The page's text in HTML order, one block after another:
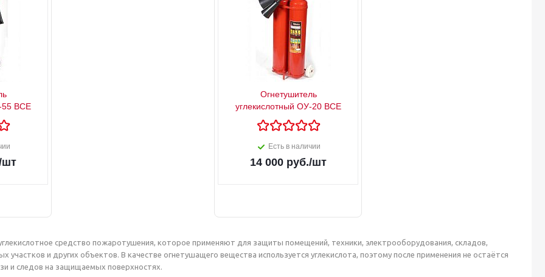
55 ВСЕ
шт
Огнетушитель
углекислотный ОУ-20 ВСЕ
Есть в наличии
14 000 руб./шт
средство пожаротушения, которое применяют для защиты помещений, техники, электрооборудования, складов,
участков и других объектов. В качестве огнетушащего вещества используется углекислота, поэтому после применения не остаётся
и следов на защищаемых поверхностях.